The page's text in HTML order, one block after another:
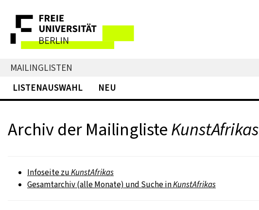
MAILINGLISTEN
LISTENAUSWAHL
NEU
Archiv der MailinglisteKunstAfrikas
Infoseite zuKunstAfrikas
Gesamtarchiv (alle Monate) und Suche inKunstAfrikas